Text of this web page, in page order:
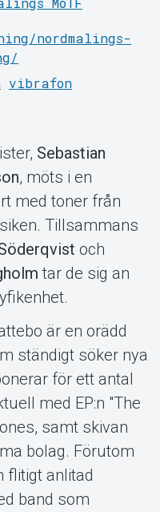
nordmalings-
vibrafon
Sebastian
, möts i en
med toner från
Tillsammans
och
tar de sig an
är en orädd
ständigt söker nya
för ett antal
med EP:n "The
samt skivan
bolag. Förutom
flitigt anlitad
band som